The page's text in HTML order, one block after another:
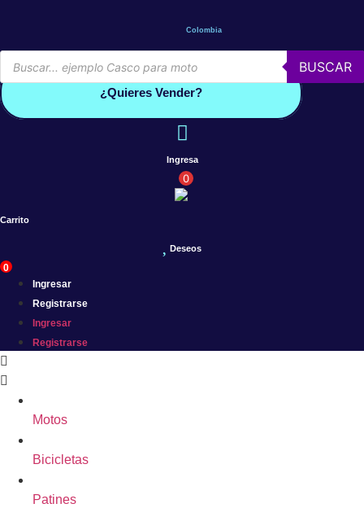
contenido
Colombia
Búsqueda
de
productos
BUSCAR
Conoce por qué debes vender con mercleta
¿Quieres Vender?
Ingresa
0
Carrito
Deseos
0
Ingresar
Registrarse
Ingresar
Registrarse
Motos
Bicicletas
Patines